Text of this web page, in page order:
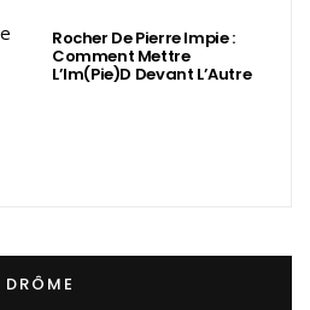
Rocher De Pierre Impie :
Comment Mettre
L’Im(Pie)d Devant L’Autre
DRÔME